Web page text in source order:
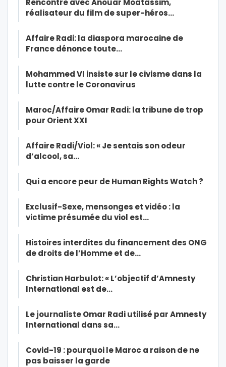
Rencontre avec Anouar Moatassim,
réalisateur du film de super-héros…
Affaire Radi: la diaspora marocaine de
France dénonce toute…
Mohammed VI insiste sur le civisme dans la
lutte contre le Coronavirus
Maroc/Affaire Omar Radi: la tribune de trop
pour Orient XXI
Affaire Radi/Viol: « Je sentais son odeur
d’alcool, sa…
Qui a encore peur de Human Rights Watch ?
Exclusif-Sexe, mensonges et vidéo : la
victime présumée du viol est…
Histoires interdites du financement des ONG
de droits de l’Homme et de…
Christian Harbulot: « L’objectif d’Amnesty
International est de…
Le journaliste Omar Radi utilisé par Amnesty
International dans sa…
Covid-19 : pourquoi le Maroc a raison de ne
pas baisser la garde